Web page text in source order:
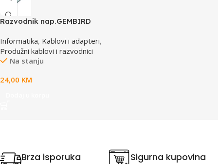
Razvodnik nap.GEMBIRD
prekidač,3m, osigurač,
prenaponska zaštita
Informatika, Kablovi i adapteri,
Produžni kablovi i razvodnici
Na stanju
24,00 KM
Brza isporuka Sigurna kupovina